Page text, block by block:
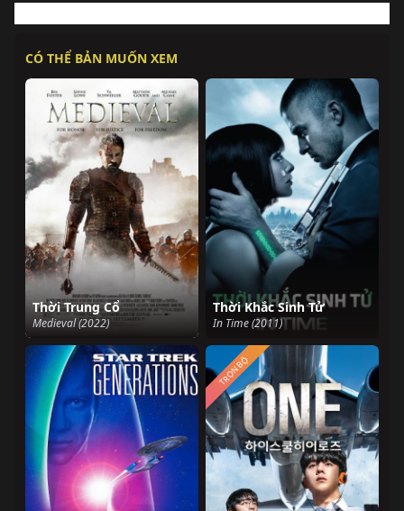
CÓ THỂ BẢN MUỐN XEM
Thời Trung Cổ
Medieval (2022)
Thời Khắc Sinh Tử
In Time (2011)
TRỌN BỘ